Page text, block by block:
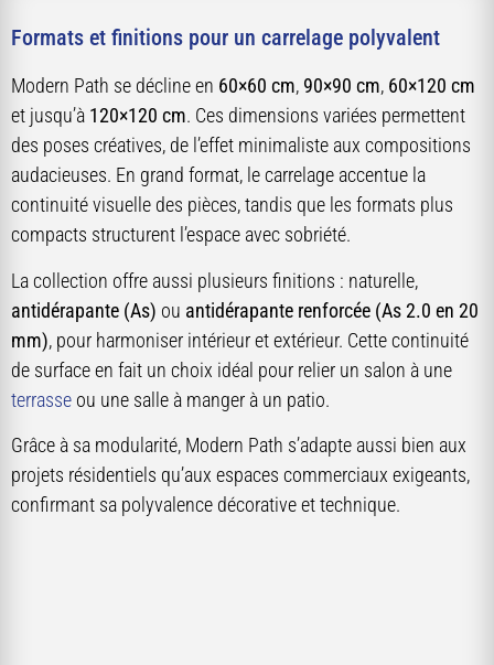
Formats et finitions pour un carrelage polyvalent
Modern Path se décline en 60×60 cm, 90×90 cm, 60×120 cm
et jusqu’à 120×120 cm. Ces dimensions variées permettent
des poses créatives, de l’effet minimaliste aux compositions
audacieuses. En grand format, le carrelage accentue la
continuité visuelle des pièces, tandis que les formats plus
compacts structurent l’espace avec sobriété.
La collection offre aussi plusieurs finitions : naturelle,
antidérapante (As) ou antidérapante renforcée (As 2.0 en 20
mm), pour harmoniser intérieur et extérieur. Cette continuité
de surface en fait un choix idéal pour relier un salon à une
terrasse ou une salle à manger à un patio.
Grâce à sa modularité, Modern Path s’adapte aussi bien aux
projets résidentiels qu’aux espaces commerciaux exigeants,
confirmant sa polyvalence décorative et technique.